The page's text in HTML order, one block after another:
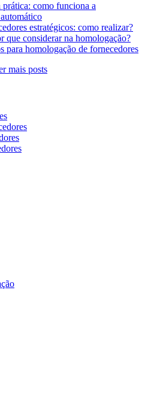
como funciona a
estratégicos: como realizar?
que considerar na homologação?
para homologação de fornecedores
mais posts